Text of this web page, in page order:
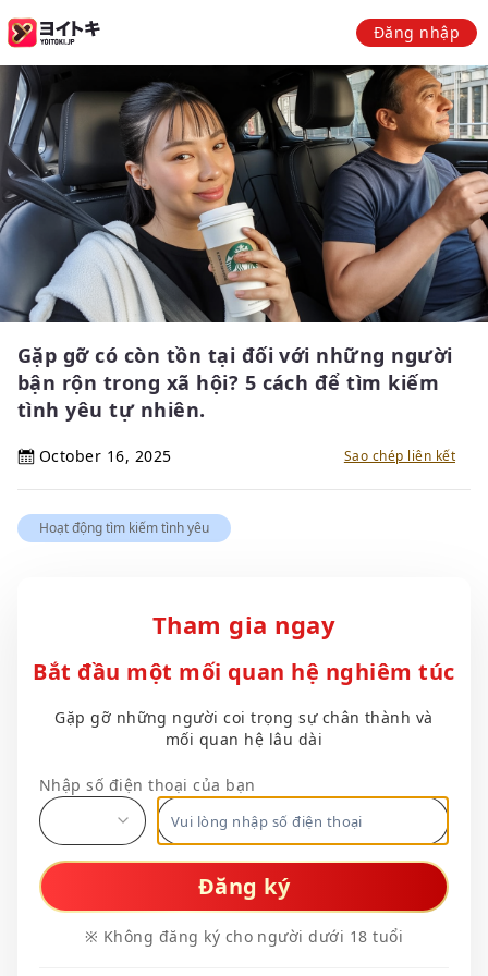
Đăng nhập
Gặp gỡ có còn tồn tại đối với những người
bận rộn trong xã hội? 5 cách để tìm kiếm
tình yêu tự nhiên.
October 16, 2025 Sao chép liên kết
Hoạt động tìm kiếm tình yêu
Tham gia ngay
Bắt đầu một mối quan hệ nghiêm túc
Gặp gỡ những người coi trọng sự chân thành và
mối quan hệ lâu dài
Nhập số điện thoại của bạn
Đăng ký
※ Không đăng ký cho người dưới 18 tuổi